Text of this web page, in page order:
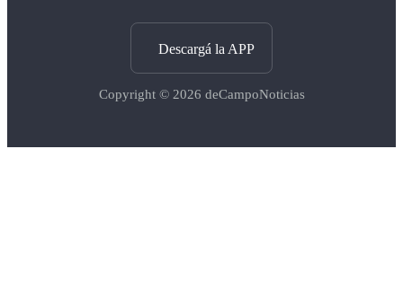
Descargá la APP
Copyright © 2026 deCampoNoticias